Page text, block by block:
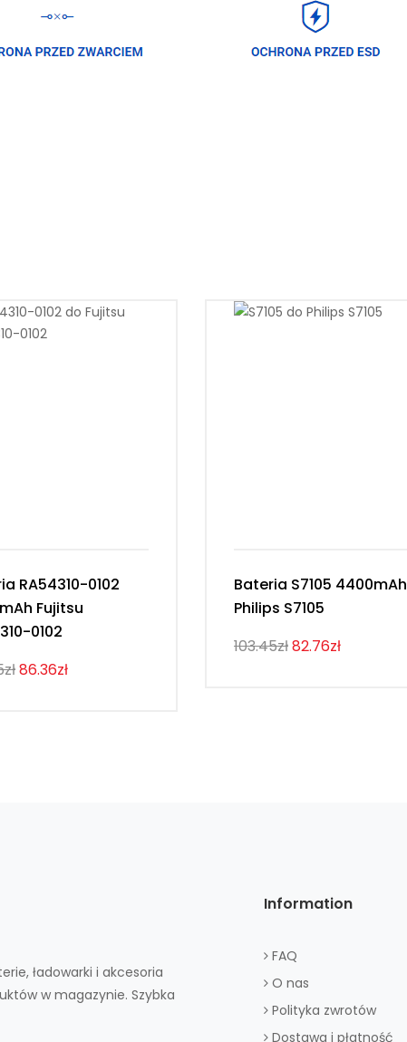
RA54310-0102
Fujitsu
0102
86.36zł
Bateria S7105 4400mAh
Philips S7105
103.45zł82.76zł
ładowarki i akcesoria
w magazynie. Szybka
Information
FAQ
O nas
Polityka zwrotów
Dostawa i płatność